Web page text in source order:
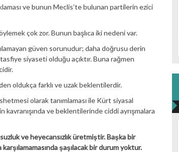
ve bunun Meclis’te bulunan partilerin ezici
çok zor. Bunun başlıca iki nedeni var.
güven sorunudur; daha doğrusu derin
siyaseti olduğu açıktır. Buna rağmen
oldukça farklı ve uzak beklentilerdir.
olarak tanımlaması ile Kürt siyasal
kavranışında ve beklentilerinde ciddi ayrışmalara
ve heyecansızlık üretmiştir. Başka bir
şaşılacak bir durum yoktur.